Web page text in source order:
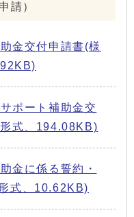
請）
金交付申請書(様
ポート補助金交
式、194.08KB)
金に係る誓約・
式、10.62KB)